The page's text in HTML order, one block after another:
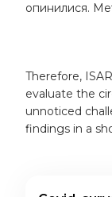
опинилися.
Therefore,
evaluate the
unnoticed
findings in a